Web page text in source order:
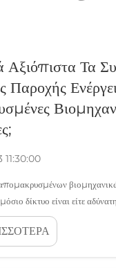
Αξιόπιστα Τα
Παροχής
δίκτυο είναι είτε
αυτόνομης παροχής
των λειτουργιών.